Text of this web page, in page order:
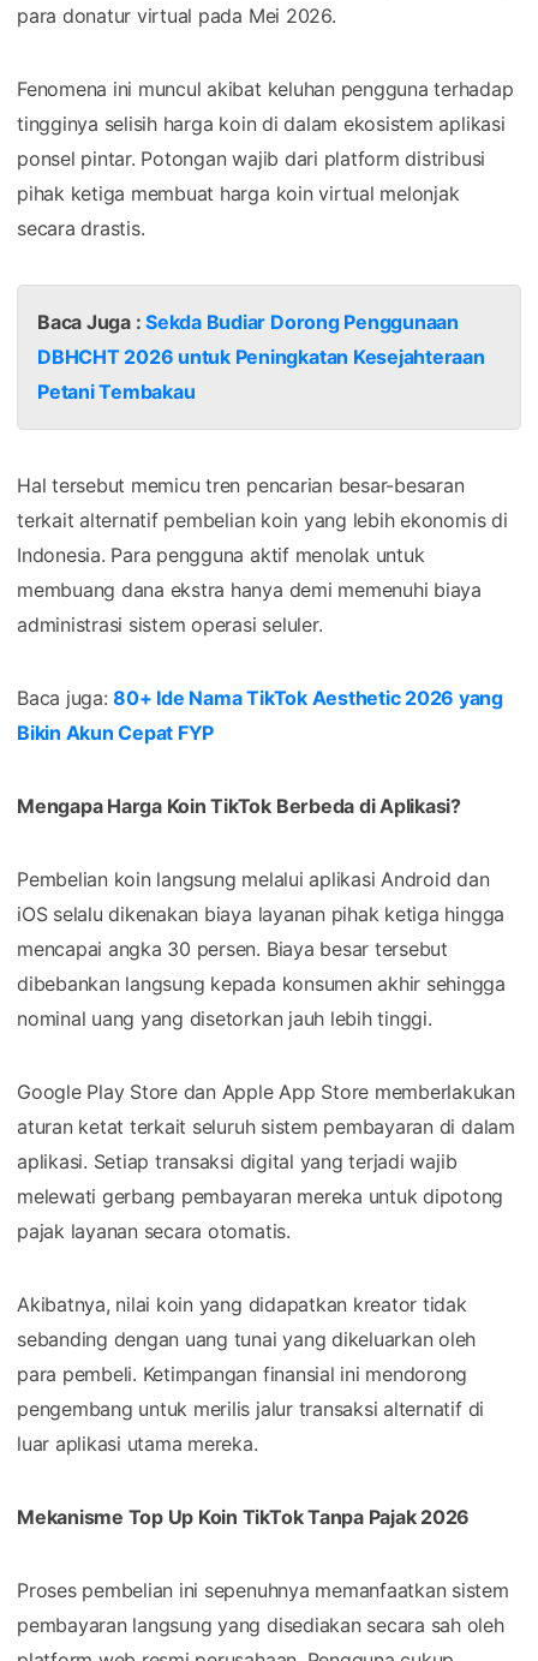
para donatur virtual pada Mei 2026.
Fenomena ini muncul akibat keluhan pengguna terhadap
tingginya selisih harga koin di dalam ekosistem aplikasi
ponsel pintar. Potongan wajib dari platform distribusi
pihak ketiga membuat harga koin virtual melonjak
secara drastis.
Baca Juga :Sekda Budiar Dorong Penggunaan
DBHCHT 2026 untuk Peningkatan Kesejahteraan
Petani Tembakau
Hal tersebut memicu tren pencarian besar-besaran
terkait alternatif pembelian koin yang lebih ekonomis di
Indonesia. Para pengguna aktif menolak untuk
membuang dana ekstra hanya demi memenuhi biaya
administrasi sistem operasi seluler.
Baca juga:80+ Ide Nama TikTok Aesthetic 2026 yang
Bikin Akun Cepat FYP
Mengapa Harga Koin TikTok Berbeda di Aplikasi?
Pembelian koin langsung melalui aplikasi Android dan
iOS selalu dikenakan biaya layanan pihak ketiga hingga
mencapai angka 30 persen. Biaya besar tersebut
dibebankan langsung kepada konsumen akhir sehingga
nominal uang yang disetorkan jauh lebih tinggi.
Google Play Store dan Apple App Store memberlakukan
aturan ketat terkait seluruh sistem pembayaran di dalam
aplikasi. Setiap transaksi digital yang terjadi wajib
melewati gerbang pembayaran mereka untuk dipotong
pajak layanan secara otomatis.
Akibatnya, nilai koin yang didapatkan kreator tidak
sebanding dengan uang tunai yang dikeluarkan oleh
para pembeli. Ketimpangan finansial ini mendorong
pengembang untuk merilis jalur transaksi alternatif di
luar aplikasi utama mereka.
Mekanisme Top Up Koin TikTok Tanpa Pajak 2026
Proses pembelian ini sepenuhnya memanfaatkan sistem
pembayaran langsung yang disediakan secara sah oleh